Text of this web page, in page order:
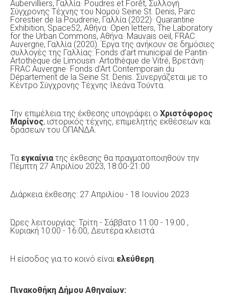
Aubervilliers, Γαλλία· Poudres et Forêt, Συλλογή
Σύγχρονης Τέχνης του Νομού Seine St. Denis, Parc
Forestier de la Poudrerie, Γαλλία (2022)· Quarantine
Exhibition, Space52, Αθήνα· Open letters, The Laboratory
for the Urban Commons, Αθήνα· Mauvais oeil, FRAC
Auvergne, Γαλλία (2020). Έργα της ανήκουν σε δημόσιες
συλλογές της Γαλλίας: Fonds d’art municipal de Pantin·
Artothèque de Limousin· Artothèque de Vitré, Βρετάνη·
FRAC Auvergne· Fonds d’Art Contemporain du
Département de la Seine St. Denis. Συνεργάζεται με το
Κέντρο Σύγχρονης Τέχνης Ιλεάνα Τούντα.
Την επιμέλεια της έκθεσης υπογράφει ο Χριστόφορος
Μαρίνος, ιστορικός τέχνης, επιμελητής εκθέσεων και
δράσεων του ΟΠΑΝΔΑ.
Τα εγκαίνιατης έκθεσης θα πραγματοποιηθούν την
Πέμπτη 27 Απριλίου 2023, 18:00-21:00
Διάρκεια έκθεσης: 27 Απριλίου - 18 Ιουνίου 2023
Ώρες λειτουργίας: Τρίτη - Σάββατο 11:00 - 19:00 ,
Κυριακή 10:00 - 16:00, Δευτέρα κλειστά
Η είσοδος για το κοινό είναι ελεύθερη.
Πινακοθήκη Δήμου Αθηναίων: